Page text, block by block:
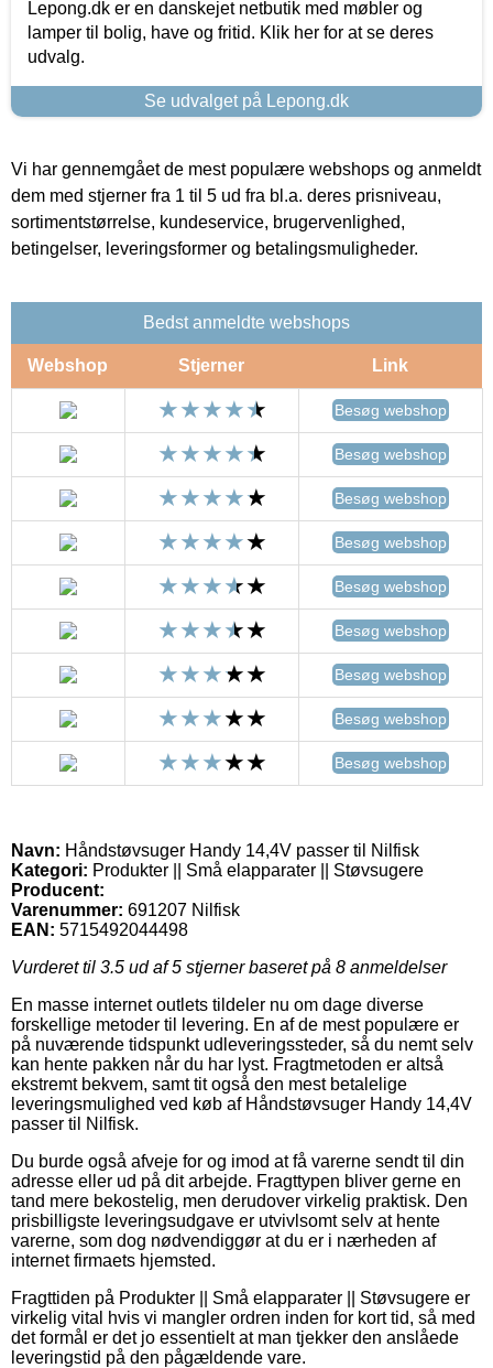
Lepong.dk er en danskejet netbutik med møbler og
lamper til bolig, have og fritid. Klik her for at se deres
udvalg.
Se udvalget på Lepong.dk
Vi har gennemgået de mest populære webshops og anmeldt
dem med stjerner fra 1 til 5 ud fra bl.a. deres prisniveau,
sortimentstørrelse, kundeservice, brugervenlighed,
betingelser, leveringsformer og betalingsmuligheder.
Bedst anmeldte webshops
Webshop Stjerner Link
Besøg webshop
Besøg webshop
Besøg webshop
Besøg webshop
Besøg webshop
Besøg webshop
Besøg webshop
Besøg webshop
Besøg webshop
Navn: Håndstøvsuger Handy 14,4V passer til Nilfisk
Kategori: Produkter || Små elapparater || Støvsugere
Producent:
Varenummer: 691207 Nilfisk
EAN: 5715492044498
Vurderet til 3.5 ud af 5 stjerner baseret på 8 anmeldelser
En masse internet outlets tildeler nu om dage diverse
forskellige metoder til levering. En af de mest populære er
på nuværende tidspunkt udleveringssteder, så du nemt selv
kan hente pakken når du har lyst. Fragtmetoden er altså
ekstremt bekvem, samt tit også den mest betalelige
leveringsmulighed ved køb af Håndstøvsuger Handy 14,4V
passer til Nilfisk.
Du burde også afveje for og imod at få varerne sendt til din
adresse eller ud på dit arbejde. Fragttypen bliver gerne en
tand mere bekostelig, men derudover virkelig praktisk. Den
prisbilligste leveringsudgave er utvivlsomt selv at hente
varerne, som dog nødvendiggør at du er i nærheden af
internet firmaets hjemsted.
Fragttiden på Produkter || Små elapparater || Støvsugere er
virkelig vital hvis vi mangler ordren inden for kort tid, så med
det formål er det jo essentielt at man tjekker den anslåede
leveringstid på den pågældende vare.